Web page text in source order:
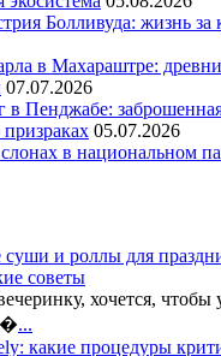
Болливуда: жизнь за
в Махараштре:
07.07.2026
в Пенджабе:
05.07.2026
в национальном
и роллы для
советы
хочется, чтобы
...
какие процедуры